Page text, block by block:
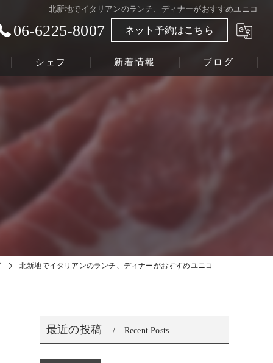
北新地でイタリアンのランチ、ディナーがおすすめユニコ
06-6225-8007 ネット予約はこちら
シェフ 新着情報 ブログ
北新地でイタリアンのランチ、ディナーがおすすめユニコ
最近の投稿 Recent Posts